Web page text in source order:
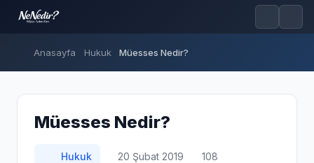
Anasayfa Hukuk Müesses Nedir?
Müesses Nedir?
Hukuk 20 Şubat 2019 108